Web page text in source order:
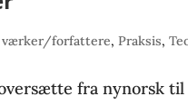
værker/forfattere,Praksis,
fra nynorsk til